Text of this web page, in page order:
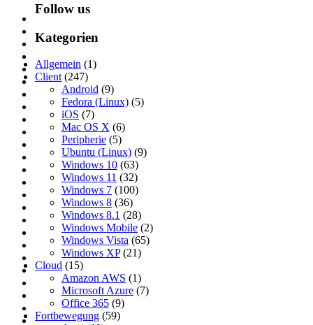
Follow us
Kategorien
Allgemein (1)
Client (247)
Android (9)
Fedora (Linux) (5)
iOS (7)
Mac OS X (6)
Peripherie (5)
Ubuntu (Linux) (9)
Windows 10 (63)
Windows 11 (32)
Windows 7 (100)
Windows 8 (36)
Windows 8.1 (28)
Windows Mobile (2)
Windows Vista (65)
Windows XP(21)
Cloud (15)
Amazon AWS (1)
Microsoft Azure (7)
Office 365 (9)
Fortbewegung (59)